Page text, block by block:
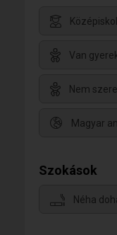
Van
Nem
Magyar
Szokások
Néha